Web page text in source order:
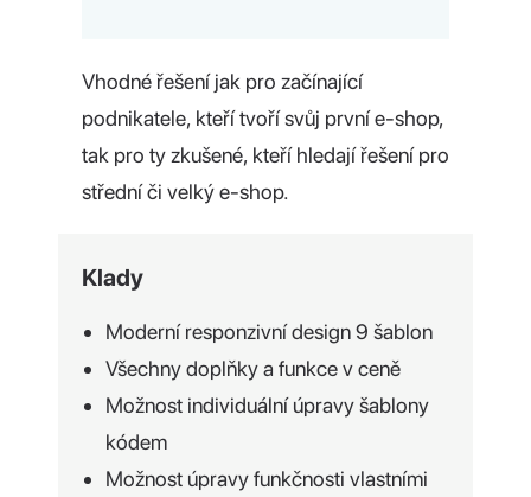
Vhodné řešení jak pro začínající
podnikatele, kteří tvoří svůj první e-shop,
tak pro ty zkušené, kteří hledají řešení pro
střední či velký e-shop.
Klady
Moderní responzivní design 9 šablon
Všechny doplňky a funkce v ceně
Možnost individuální úpravy šablony
kódem
Možnost úpravy funkčnosti vlastními